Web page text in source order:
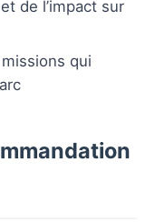
de l’impact sur
qui